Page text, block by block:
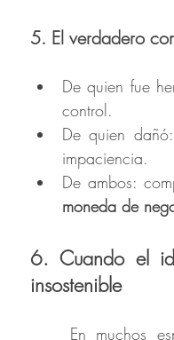
5. El verdadero
De quien fue
control.
De quien
impaciencia.
De ambos:
moneda de
6. Cuando el
insostenible